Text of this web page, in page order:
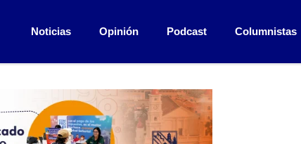
Noticias Opinión Podcast Columnistas